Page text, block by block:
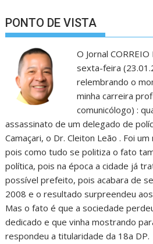
PONTO DE VISTA
O Jornal
sexta-feira
relembrando o
minha carreira
comunicólogo) :
assassinato de um delegado de
Camaçari, o Dr. Cleiton Leão . Foi
pois como tudo se politiza o fato
política, pois na época a cidade já
possível prefeito, pois acabara de
2008 e o resultado surpreendeu
Mas o fato é que a sociedade
dedicado e que vinha mostrando
respondeu a titularidade da 18a DP.